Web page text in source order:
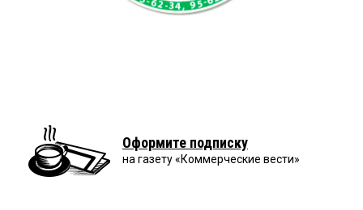
Оформите подписку
на газету «Коммерческие вести»